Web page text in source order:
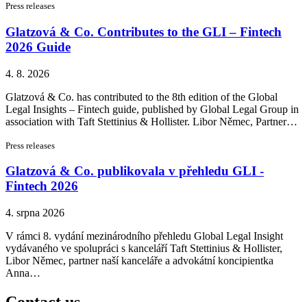
Press releases
Glatzová & Co. Contributes to the GLI – Fintech
2026 Guide
4. 8. 2026
Glatzová & Co. has contributed to the 8th edition of the Global
Legal Insights – Fintech guide, published by Global Legal Group in
association with Taft Stettinius & Hollister. Libor Němec, Partner…
Press releases
Glatzová & Co. publikovala v přehledu GLI -
Fintech 2026
4. srpna 2026
V rámci 8. vydání mezinárodního přehledu Global Legal Insight
vydávaného ve spolupráci s kanceláří Taft Stettinius & Hollister,
Libor Němec, partner naší kanceláře a advokátní koncipientka
Anna…